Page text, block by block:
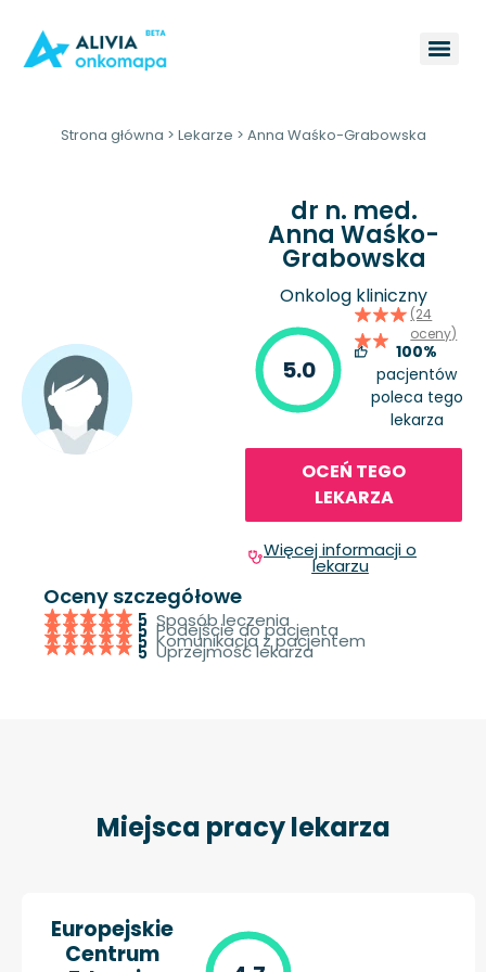
Strona główna > Lekarze > Anna Waśko-Grabowska
dr n. med.
Anna Waśko-
Grabowska
Onkolog kliniczny
5.0
(24
oceny)
100%
pacjentów
poleca tego
lekarza
OCEŃ TEGO
LEKARZA
Więcej informacji o
lekarzu
Oceny szczegółowe
5 Sposób leczenia
5 Podejście do pacjenta
5 Komunikacja z pacjentem
5 Uprzejmość lekarza
Miejsca pracy lekarza
Europejskie
Centrum